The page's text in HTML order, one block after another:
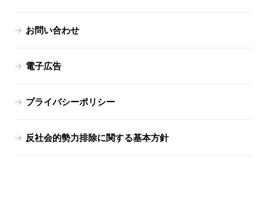
お問い合わせ
電子広告
プライバシーポリシー
反社会的勢力排除に関する基本方針